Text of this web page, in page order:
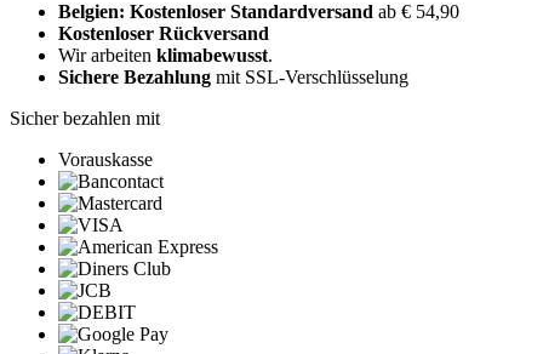
Belgien: Kostenloser Standardversand ab € 54,90
Kostenloser Rückversand
Wir arbeiten klimabewusst.
Sichere Bezahlung mit SSL-Verschlüsselung
Sicher bezahlen mit
Vorauskasse